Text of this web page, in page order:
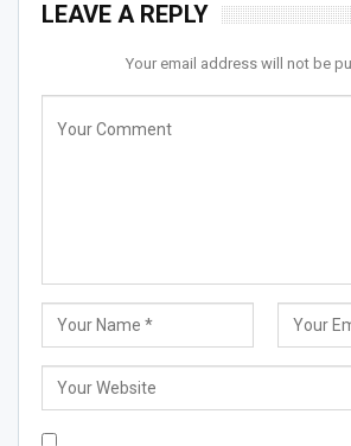
LEAVE A REPLY
Your email address will not be